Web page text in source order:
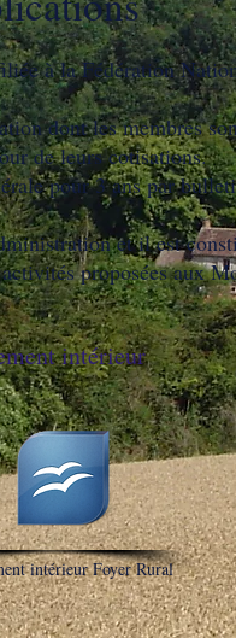
à la Fédération
dont les membres
de leurs cotisations.
pour 3 ans par
et il est
proposées aux
intérieur
intérieur Foyer Rural